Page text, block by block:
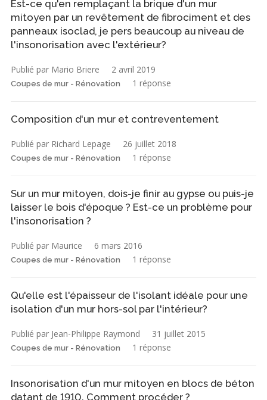
Est-ce qu'en remplaçant la brique d'un mur
mitoyen par un revêtement de fibrociment et des
panneaux isoclad, je pers beaucoup au niveau de
l'insonorisation avec l'extérieur?
Publié par Mario Briere 2 avril 2019
Coupes de mur - Rénovation 1 réponse
Composition d'un mur et contreventement
Publié par Richard Lepage 26 juillet 2018
Coupes de mur - Rénovation 1 réponse
Sur un mur mitoyen, dois-je finir au gypse ou puis-je
laisser le bois d'époque ? Est-ce un problème pour
l'insonorisation ?
Publié par Maurice 6 mars 2016
Coupes de mur - Rénovation 1 réponse
Qu'elle est l'épaisseur de l'isolant idéale pour une
isolation d'un mur hors-sol par l'intérieur?
Publié par Jean-Philippe Raymond 31 juillet 2015
Coupes de mur - Rénovation 1 réponse
Insonorisation d'un mur mitoyen en blocs de béton
datant de 1910. Comment procéder ?